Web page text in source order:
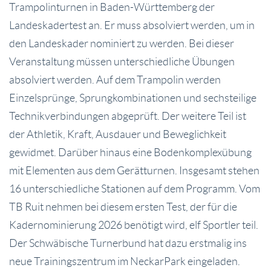
Trampolinturnen in Baden-Württemberg der
Landeskadertest an. Er muss absolviert werden, um in
den Landeskader nominiert zu werden. Bei dieser
Veranstaltung müssen unterschiedliche Übungen
absolviert werden. Auf dem Trampolin werden
Einzelsprünge, Sprungkombinationen und sechsteilige
Technikverbindungen abgeprüft. Der weitere Teil ist
der Athletik, Kraft, Ausdauer und Beweglichkeit
gewidmet. Darüber hinaus eine Bodenkomplexübung
mit Elementen aus dem Gerätturnen. Insgesamt stehen
16 unterschiedliche Stationen auf dem Programm. Vom
TB Ruit nehmen bei diesem ersten Test, der für die
Kadernominierung 2026 benötigt wird, elf Sportler teil.
Der Schwäbische Turnerbund hat dazu erstmalig ins
neue Trainingszentrum im NeckarPark eingeladen.